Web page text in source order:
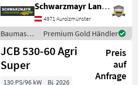
Diesel,
Höchstgeschwindigkeit in
km/h: 15 km/h, Abgasstufe:
-/Stage V,
Anhängevorrichtung
Schwarzmayr Landtechnik GmbH - Aurolzmünster
4971 Aurolzmünster
Baumaschinen
/ JCB
Premium Gold Händler
JCB 530-60 Agri
Super
Preis
auf
Anfrage
130 PS/96 kW
Bj. 2026